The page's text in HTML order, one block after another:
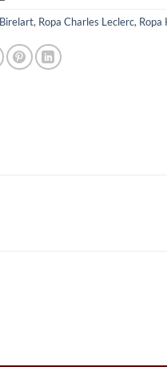
, Ropa Charles Leclerc, Ropa